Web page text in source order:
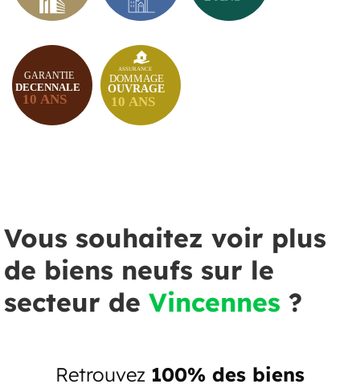
Vous souhaitez voir plus
de biens neufs sur le
secteur de Vincennes ?
Retrouvez 100% des biens